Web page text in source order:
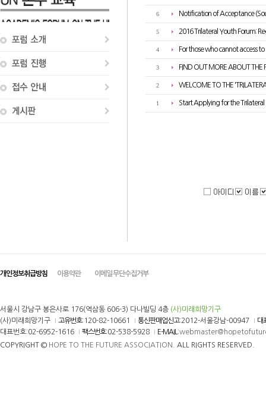
6 Notification of Acceptance
5 2016 Trilateral Youth Forum:
4 For those who cannot access
3 FIND OUT MORE ABOUT THE
2 WELCOME TO THE
1 Start Applying for the
개인정보취급방침 이용약관 이메일 무단수집거부
서울시 강남구 봉은사로 176(역삼동 606-3) 다나빌딩 4층 (사)미래희망기구
(사)미래희망기구
고유번호:120-82-10661 통신판매업신고:2012-서울강남-00947
대
대표번호:02-6952-1616
팩스번호:02-538-5928 E-MAIL :
COPYRIGHT © HOPE TO THE FUTURE ASSOCIATION. ALL RIGHTS RESERVED.